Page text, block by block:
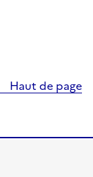
Haut de page